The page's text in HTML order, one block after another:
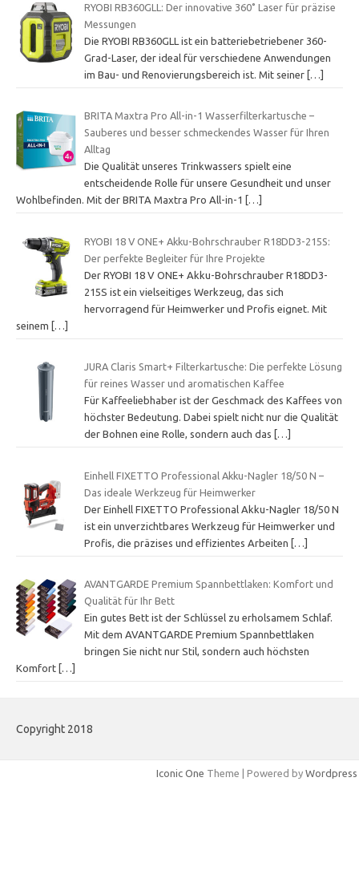
RYOBI RB360GLL: Der innovative 360˚ Laser für präzise
Messungen
Die RYOBI RB360GLL ist ein batteriebetriebener 360-
Grad-Laser, der ideal für verschiedene Anwendungen
im Bau- und Renovierungsbereich ist. Mit seiner […]
BRITA Maxtra Pro All-in-1 Wasserfilterkartusche –
Sauberes und besser schmeckendes Wasser für Ihren
Alltag
Die Qualität unseres Trinkwassers spielt eine
entscheidende Rolle für unsere Gesundheit und unser
Wohlbefinden. Mit der BRITA Maxtra Pro All-in-1
[…]
RYOBI 18 V ONE+ Akku-Bohrschrauber R18DD3-215S:
Der perfekte Begleiter für Ihre Projekte
Der RYOBI 18 V ONE+ Akku-Bohrschrauber R18DD3-
215S ist ein vielseitiges Werkzeug, das sich
hervorragend für Heimwerker und Profis eignet. Mit
seinem […]
JURA Claris Smart+ Filterkartusche: Die perfekte Lösung
für reines Wasser und aromatischen Kaffee
Für Kaffeeliebhaber ist der Geschmack des Kaffees von
höchster Bedeutung. Dabei spielt nicht nur die Qualität
der Bohnen eine Rolle, sondern auch das
[…]
Einhell FIXETTO Professional Akku-Nagler 18/50 N –
Das ideale Werkzeug für Heimwerker
Der Einhell FIXETTO Professional Akku-Nagler 18/50 N
ist ein unverzichtbares Werkzeug für Heimwerker und
Profis, die präzises und effizientes Arbeiten […]
AVANTGARDE Premium Spannbettlaken: Komfort und
Qualität für Ihr Bett
Ein gutes Bett ist der Schlüssel zu erholsamem Schlaf.
Mit dem AVANTGARDE Premium Spannbettlaken
bringen Sie nicht nur Stil, sondern auch höchsten
Komfort […]
Copyright 2018
Iconic One Theme | Powered by Wordpress